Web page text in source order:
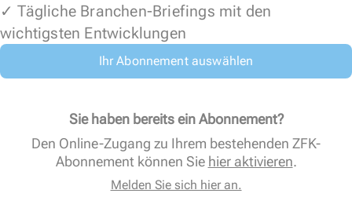
✓ Tägliche Branchen-Briefings mit den
wichtigsten Entwicklungen
Ihr Abonnement auswählen
Sie haben bereits ein Abonnement?
Den Online-Zugang zu Ihrem bestehenden ZFK-
Abonnement können Sie hier aktivieren.
Melden Sie sich hier an.